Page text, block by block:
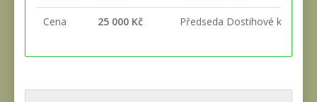
Cena 25 000 Kč Předseda Dostihové komise